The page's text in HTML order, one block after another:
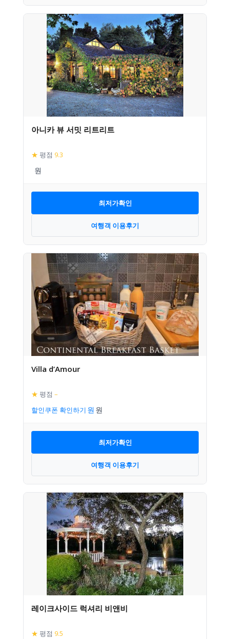
아니카 뷰 서밋 리트리트
★ 평점 9.3
최저가확인
여행객 이용후기
Villa d’Amour
★ 평점 –
할인쿠폰 확인하기
최저가확인
여행객 이용후기
레이크사이드 럭셔리 비앤비
★ 평점 9.5